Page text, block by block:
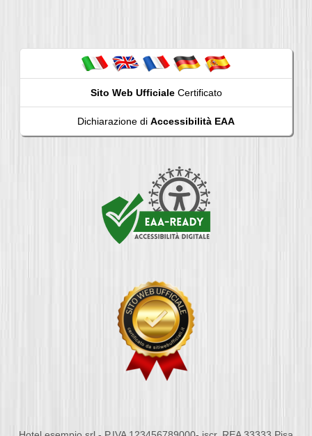
Sito Web UfficialeCertificato
Dichiarazione di Accessibilità EAA